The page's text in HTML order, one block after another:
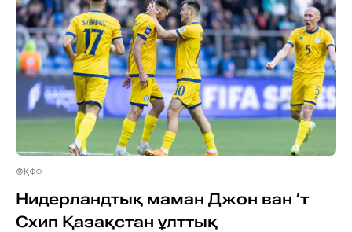
©ҚФФ
Нидерландтық маман Джон ван ’т
Схип Қазақстан ұлттық